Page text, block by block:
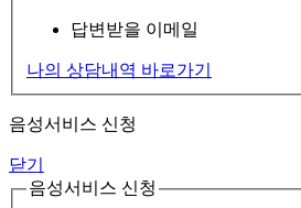
답변받을 이메일
나의 상담내역 바로가기
음성서비스 신청
닫기
음성서비스 신청